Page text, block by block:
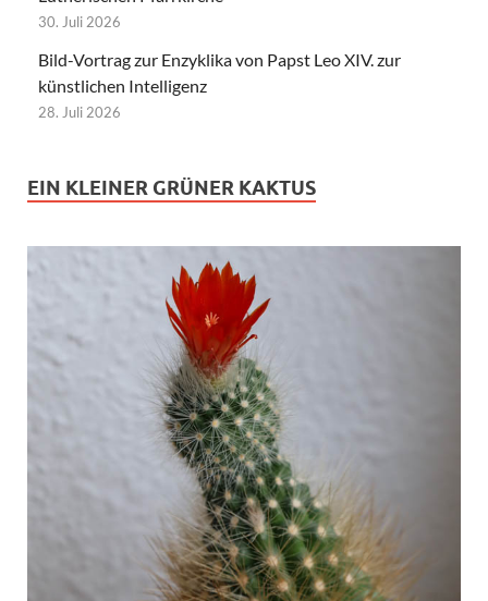
30. Juli 2026
Bild-Vortrag zur Enzyklika von Papst Leo XIV. zur
künstlichen Intelligenz
28. Juli 2026
EIN KLEINER GRÜNER KAKTUS